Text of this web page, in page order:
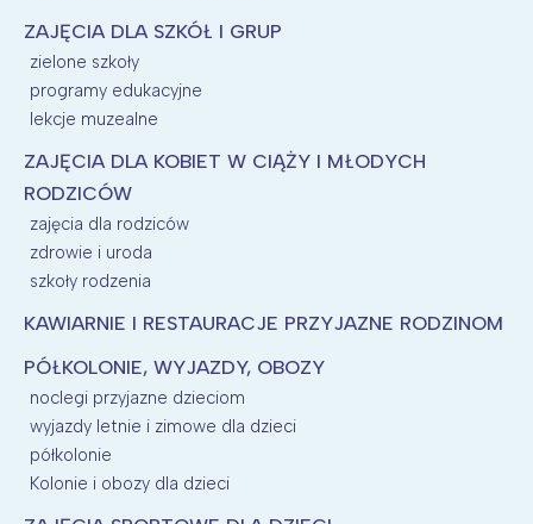
ZAJĘCIA DLA SZKÓŁ I GRUP
zielone szkoły
programy edukacyjne
lekcje muzealne
ZAJĘCIA DLA KOBIET W CIĄŻY I MŁODYCH
RODZICÓW
zajęcia dla rodziców
zdrowie i uroda
szkoły rodzenia
KAWIARNIE I RESTAURACJE PRZYJAZNE RODZINOM
PÓŁKOLONIE, WYJAZDY, OBOZY
noclegi przyjazne dzieciom
wyjazdy letnie i zimowe dla dzieci
półkolonie
Kolonie i obozy dla dzieci